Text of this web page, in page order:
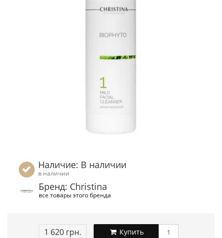
Наличие: В наличии
в наличии
Бренд: Christina
все товары этого бренда
1 620 грн. Купить